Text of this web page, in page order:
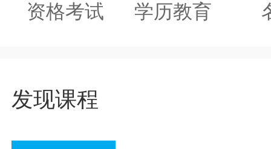
资格考试 学历教育
发现课程